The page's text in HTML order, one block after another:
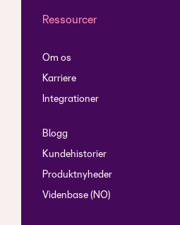
Ressourcer
Om os
Karriere
Integrationer
Blogg
Kundehistorier
Produktnyheder
Videnbase (NO)